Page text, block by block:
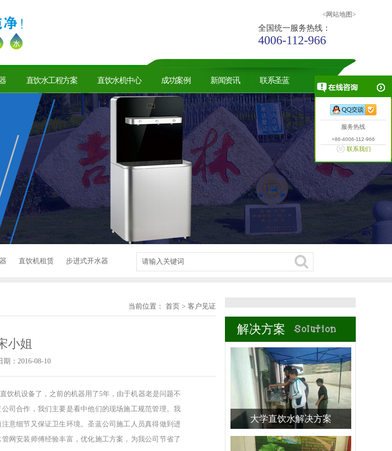
全国统一服务热线：
4006-112-966
<网站地图>
直饮水工程方案 直饮水机中心 成功案例 新闻资讯 联系圣蓝
直饮机租赁 步进式开水器
当前位置： 首页 > 客户见证
小姐
期：2016-08-10
饮机设备了，之前的机器用了 5年，由于机器老是问题不
司合作，我们主要是看中他们的现场施工规范管理。我
意细节又保证卫生环境。圣蓝公司施工人员真得做到进
网安装师傅经验丰富，优化施工方案，为我公司节省了
解决方案
大学直饮水解决方案
服务热线
+86-4006-112-966
联系我们